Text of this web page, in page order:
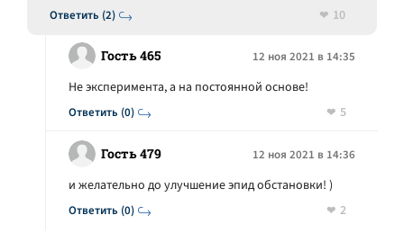
Ответить (2)
10
Гость 465 12 ноя 2021 в 14:35
Ответить (0)
Не эксперимента, а на постоянной основе!
5
Гость 479 12 ноя 2021 в 14:36
Ответить (0)
и желательно до улучшение эпид обстановки! )
2